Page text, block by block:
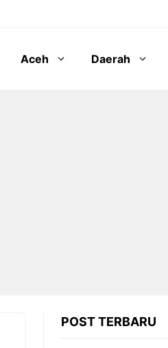
Aceh Daerah
POST TERBARU